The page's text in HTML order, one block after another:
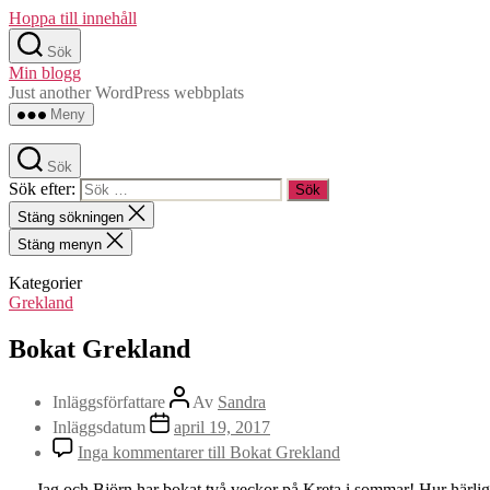
Hoppa till innehåll
Sök
Min blogg
Just another WordPress webbplats
Meny
Sök
Sök efter:
Stäng sökningen
Stäng menyn
Kategorier
Grekland
Bokat Grekland
Inläggsförfattare Av Sandra
Inläggsdatum
april 19, 2017
Inga kommentarertill Bokat Grekland